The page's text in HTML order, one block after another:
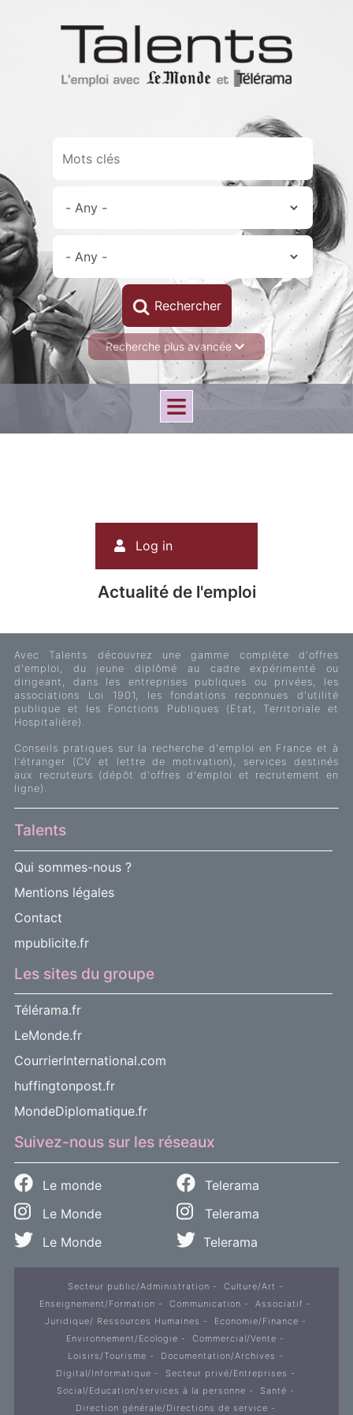
Recherche plus avancée
account
menu
Log in
Actualité de l'emploi
Avec Talents découvrez une gamme complète d'offres
d'emploi, du jeune diplômé au cadre expérimenté ou
dirigeant, dans les entreprises publiques ou privées, les
associations Loi 1901, les fondations reconnues d'utilité
publique et les Fonctions Publiques (Etat, Territoriale et
Hospitalière).
Conseils pratiques sur la recherche d'emploi en France et à
l'étranger (CV et lettre de motivation), services destinés
aux recruteurs (dépôt d'offres d'emploi et recrutement en
ligne).
Talents
Qui sommes-nous ?
Mentions légales
Contact
mpublicite.fr
Les sites du groupe
Télérama.fr
LeMonde.fr
CourrierInternational.com
huffingtonpost.fr
MondeDiplomatique.fr
Suivez-nous sur les réseaux
Le monde
Telerama
Le Monde
Telerama
Le Monde
Telerama
Secteur public/Administration
Culture/Art
Enseignement/Formation
Communication
Associatif
Juridique/ Ressources Humaines
Economie/Finance
Environnement/Ecologie
Commercial/Vente
Loisirs/Tourisme
Documentation/Archives
Digital/Informatique
Secteur privé/Entreprises
Social/Education/services à la personne
Santé
Direction générale/Directions de service